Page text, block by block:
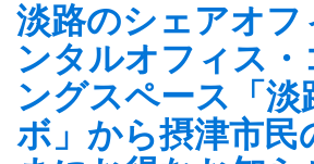
淡路のシェアオフ
ンタルオフィス・
ングスペース「淡
ボ」から摂津市民